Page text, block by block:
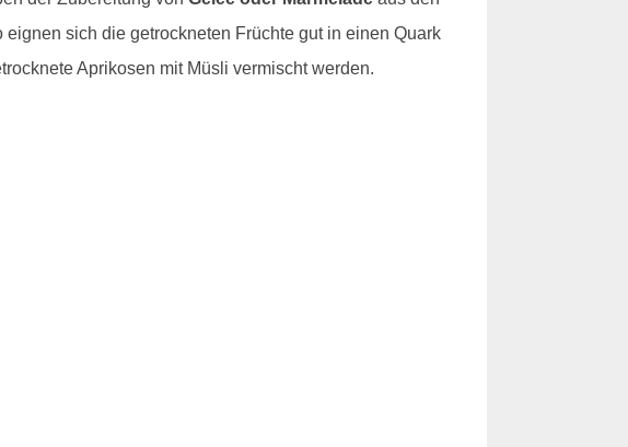
sich die getrockneten Früchte gut in einen Quark
Aprikosen mit Müsli vermischt werden.